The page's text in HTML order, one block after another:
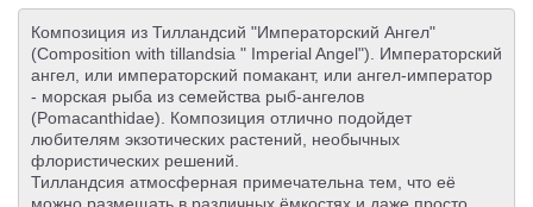
Композиция из Тилландсий "Императорский Ангел"
(Composition with tillandsia " Imperial Angel"). Императорский
ангел, или императорский помакант, или ангел-император
- морская рыба из семейства рыб-ангелов
(Pomacanthidae). Композиция отлично подойдет
любителям экзотических растений, необычных
флористических решений.
Тилландсия атмосферная примечательна тем, что её